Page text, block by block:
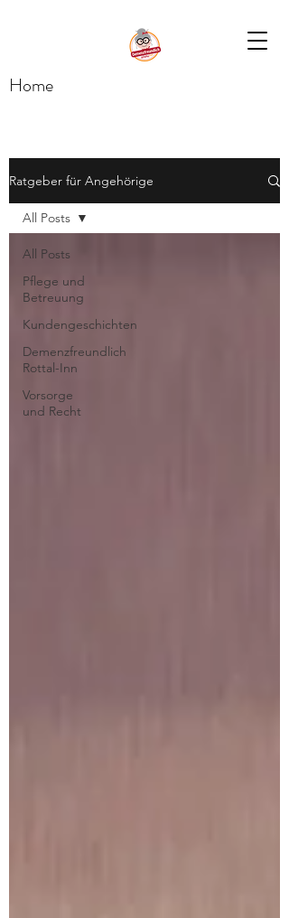
Home
Ratgeber für Angehörige
All Posts
Pflege und
Betreuung
Kundengeschichten
Demenzfreundlich
Rottal-Inn
Vorsorge
und Recht
All Posts